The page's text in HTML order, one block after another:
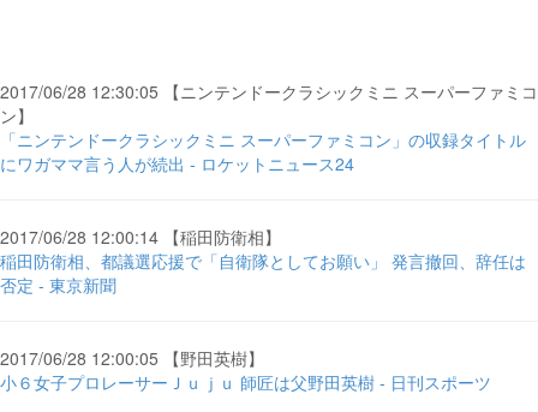
2017/06/28 12:30:05 【ニンテンドークラシックミニ スーパーファミコ
ン】
「ニンテンドークラシックミニ スーパーファミコン」の収録タイトル
にワガママ言う人が続出 - ロケットニュース24
2017/06/28 12:00:14 【稲田防衛相】
稲田防衛相、都議選応援で「自衛隊としてお願い」 発言撤回、辞任は
否定 - 東京新聞
2017/06/28 12:00:05 【野田英樹】
小６女子プロレーサーＪｕｊｕ 師匠は父野田英樹 - 日刊スポーツ